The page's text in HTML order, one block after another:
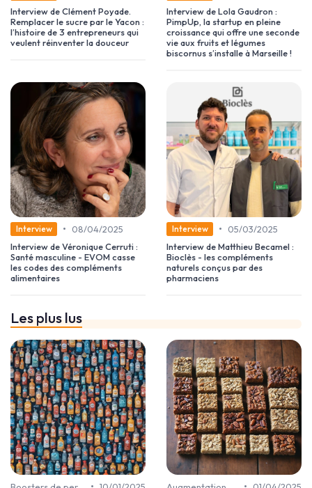
Interview de Clément Poyade.
Remplacer le sucre par le Yacon :
l’histoire de 3 entrepreneurs qui
veulent réinventer la douceur
Interview de Lola Gaudron :
PimpUp, la startup en pleine
croissance qui offre une seconde
vie aux fruits et légumes
biscornus s’installe à Marseille !
Interview •
08/04/2025
Interview de Véronique Cerruti :
Santé masculine - EVOM casse
les codes des compléments
alimentaires
Interview •
05/03/2025
Interview de Matthieu Becamel :
Bioclès - les compléments
naturels conçus par des
pharmaciens
Les plus lus